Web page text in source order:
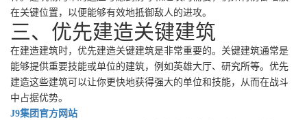
在关键位置，以便能够有效地抵御敌人的进攻。
三、优先建造关键建筑
在建造建筑时，优先建造关键建筑是非常重要的。关键建筑通常是
能够提供重要技能或单位的建筑，例如英雄大厅、研究所等。优先
建造这些建筑可以让你更快地获得强大的单位和技能，从而在战斗
中占据优势。
J9集团官方网站